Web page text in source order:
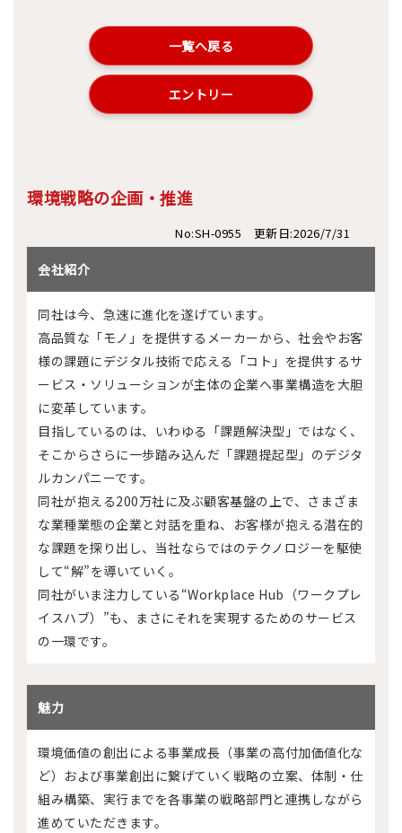
一覧へ戻る
エントリー
環境戦略の企画・推進
No:SH-0955 更新日:2026/7/31
会社紹介
同社は今、急速に進化を遂げています。
高品質な「モノ」を提供するメーカーから、社会やお客
様の課題にデジタル技術で応える「コト」を提供するサ
ービス・ソリューションが主体の企業へ事業構造を大胆
に変革しています。
目指しているのは、いわゆる「課題解決型」ではなく、
そこからさらに一歩踏み込んだ「課題提起型」のデジタ
ルカンパニーです。
同社が抱える200万社に及ぶ顧客基盤の上で、さまざま
な業種業態の企業と対話を重ね、お客様が抱える潜在的
な課題を探り出し、当社ならではのテクノロジーを駆使
して“解”を導いていく。
同社がいま注力している“Workplace Hub（ワークプレ
イスハブ）”も、まさにそれを実現するためのサービス
の一環です。
魅力
環境価値の創出による事業成長（事業の高付加価値化な
ど）および事業創出に繋げていく戦略の立案、体制・仕
組み構築、実行までを各事業の戦略部門と連携しながら
進めていただきます。